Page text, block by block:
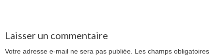
Laisser un commentaire
Votre adresse e-mail ne sera pas publiée. Les champs obligatoires